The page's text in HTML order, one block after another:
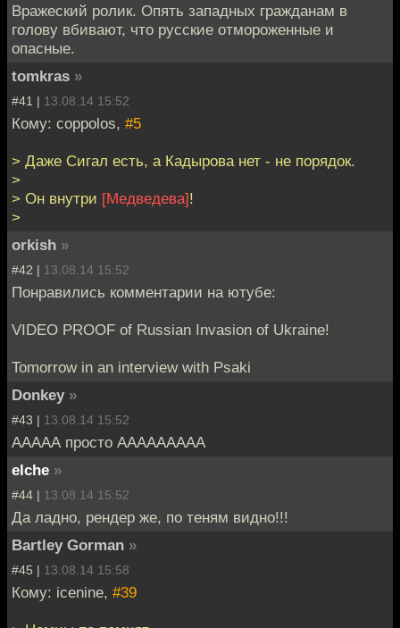
Вражеский ролик. Опять западных гражданам в
голову вбивают, что русские отмороженные и
опасные.
tomkras »
#41 | 13.08.14 15:52
Кому: coppolos, #5
> Даже Сигал есть, а Кадырова нет - не порядок.
>
> Он внутри [Медведева]!
>
orkish »
#42 | 13.08.14 15:52
Понравились комментарии на ютубе:
VIDEO PROOF of Russian Invasion of Ukraine!
Tomorrow in an interview with Psaki
Donkey »
#43 | 13.08.14 15:52
ААААА просто ААААААААА
elche »
#44 | 13.08.14 15:52
Да ладно, рендер же, по теням видно!!!
Bartley Gorman »
#45 | 13.08.14 15:58
Кому: icenine, #39